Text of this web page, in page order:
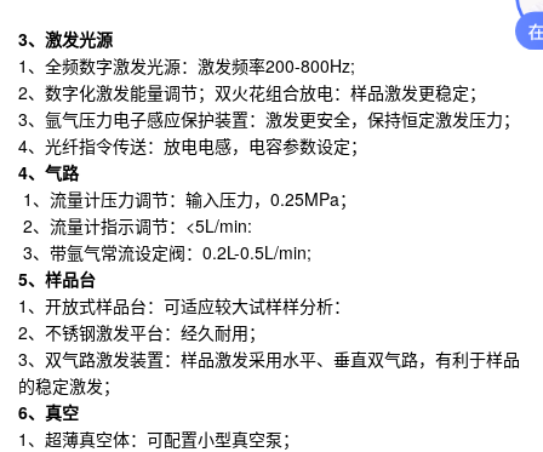
3、激发光源
1、全频数字激发光源：激发频率200-800Hz;
2、数字化激发能量调节；双火花组合放电：样品激发更稳定；
3、氩气压力电子感应保护装置：激发更安全，保持恒定激发压力；
4、光纤指令传送：放电电感，电容参数设定；
4、气路
1、流量计压力调节：输入压力，0.25MPa；
2、流量计指示调节：<5L/min:
3、带氩气常流设定阀：0.2L-0.5L/min;
5、样品台
1、开放式样品台：可适应较大试样样分析：
2、不锈钢激发平台：经久耐用；
3、双气路激发装置：样品激发采用水平、垂直双气路，有利于样品
的稳定激发；
6、真空
1、超薄真空体：可配置小型真空泵；